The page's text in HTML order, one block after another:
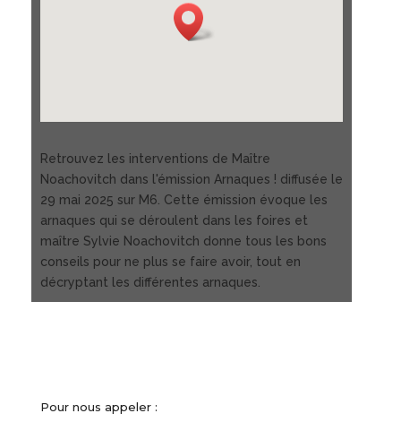
Retrouvez les interventions de Maître
Noachovitch dans l'émission Arnaques ! diffusée le
29 mai 2025 sur M6. Cette émission évoque les
arnaques qui se déroulent dans les foires et
maître Sylvie Noachovitch donne tous les bons
conseils pour ne plus se faire avoir, tout en
décryptant les différentes arnaques.
Pour nous appeler :